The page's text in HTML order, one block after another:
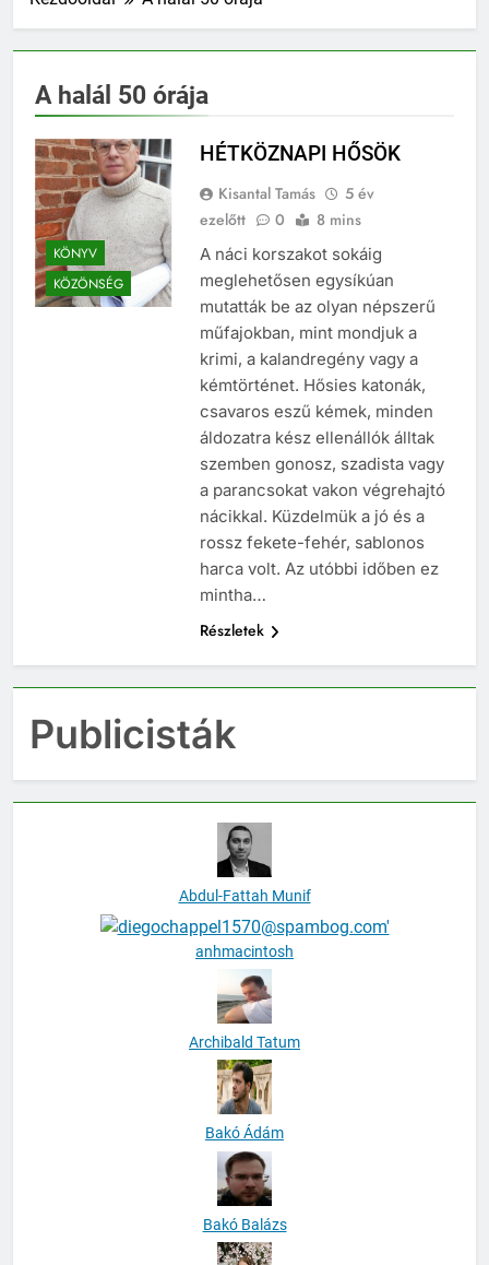
A halál 50 órája
KÖNYV
KÖZÖNSÉG
HÉTKÖZNAPI HŐSÖK
Kisantal Tamás
5 év
ezelőtt
0 8 mins
A náci korszakot sokáig
meglehetősen egysíkúan
mutatták be az olyan népszerű
műfajokban, mint mondjuk a
krimi, a kalandregény vagy a
kémtörténet. Hősies katonák,
csavaros eszű kémek, minden
áldozatra kész ellenállók álltak
szemben gonosz, szadista vagy
a parancsokat vakon végrehajtó
nácikkal. Küzdelmük a jó és a
rossz fekete-fehér, sablonos
harca volt. Az utóbbi időben ez
mintha…
Részletek
Publicisták
Abdul-Fattah Munif
anhmacintosh
Archibald Tatum
Bakó Ádám
Bakó Balázs